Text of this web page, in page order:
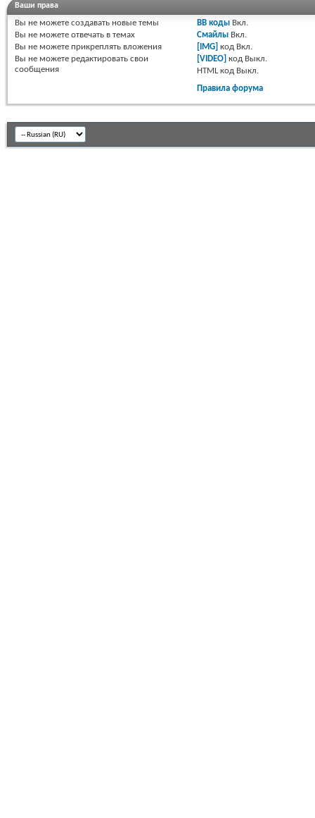
Ваши права
Вы не можете создавать новые темы
Вы не можете отвечать в темах
Вы не можете прикреплять вложения
Вы не можете редактировать свои
сообщения
BB коды Вкл.
Смайлы Вкл.
[IMG] код Вкл.
[VIDEO] код Выкл.
HTML код Выкл.
Правила форума